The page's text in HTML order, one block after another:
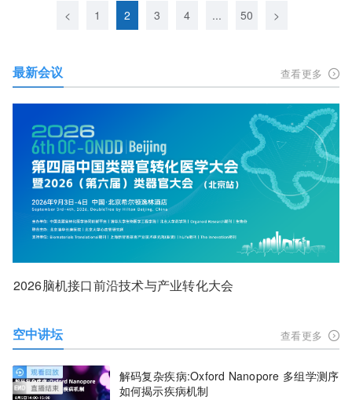
< 1 2 3 4 ... 50 >
最新会议 查看更多
2026脑机接口前沿技术与产业转化大会
空中讲坛 查看更多
解码复杂疾病:Oxford Nanopore 多组学测序
如何揭示疾病机制